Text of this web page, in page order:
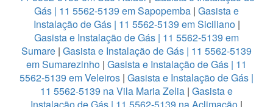
Gás | 11 5562-5139 em Sapopemba | Gasista e
Instalação de Gás | 11 5562-5139 em Siciliano|
Gasista e Instalação de Gás | 11 5562-5139 em
Sumare | Gasista e Instalação de Gás | 11 5562-5139
em Sumarezinho | Gasista e Instalação de Gás | 11
5562-5139 em Veleiros | Gasista e Instalação de Gás |
11 5562-5139 na Vila Maria Zelia | Gasista e